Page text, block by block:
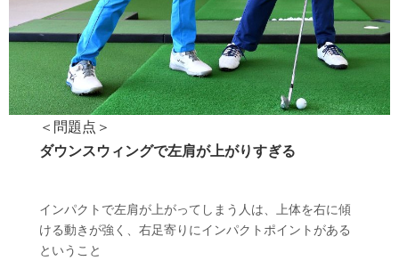
＜問題点＞
ダウンスウィングで左肩が上がりすぎる
インパクトで左肩が上がってしまう人は、上体を右に傾
ける動きが強く、右足寄りにインパクトポイントがある
ということ